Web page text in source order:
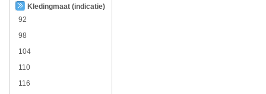
Kledingmaat (indicatie)
92
98
104
110
116